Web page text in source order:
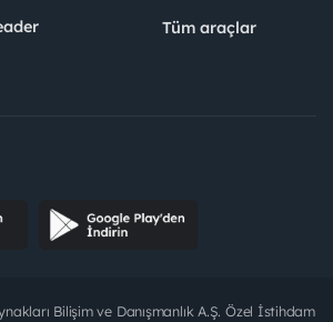
Tüm araçlar
Bilişim ve Danışmanlık A.Ş. Özel İstihdam